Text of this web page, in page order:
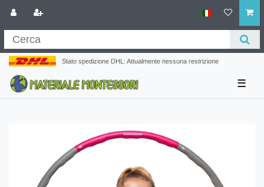
Stato spedizione DHL: Attualmente nessuna restrizione
☰